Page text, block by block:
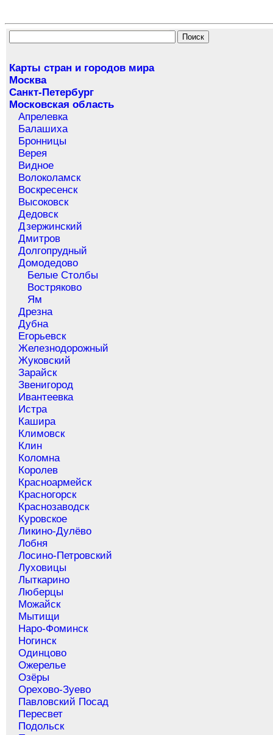
Карты стран и городов мира
Москва
Санкт-Петербург
Московская область
Апрелевка
Балашиха
Бронницы
Верея
Видное
Волоколамск
Воскресенск
Высоковск
Дедовск
Дзержинский
Дмитров
Долгопрудный
Домодедово
Белые Столбы
Востряково
Ям
Дрезна
Дубна
Егорьевск
Железнодорожный
Жуковский
Зарайск
Звенигород
Ивантеевка
Истра
Кашира
Климовск
Клин
Коломна
Королев
Красноармейск
Красногорск
Краснозаводск
Куровское
Ликино-Дулёво
Лобня
Лосино-Петровский
Луховицы
Лыткарино
Люберцы
Можайск
Мытищи
Наро-Фоминск
Ногинск
Одинцово
Ожерелье
Озёры
Орехово-Зуево
Павловский Посад
Пересвет
Подольск